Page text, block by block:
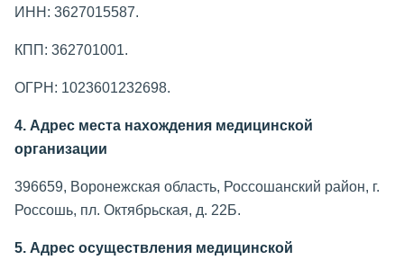
ИНН: 3627015587.
КПП: 362701001.
ОГРН: 1023601232698.
4. Адрес места нахождения медицинской
организации
396659, Воронежская область, Россошанский район, г.
Россошь, пл. Октябрьская, д. 22Б.
5. Адрес осуществления медицинской